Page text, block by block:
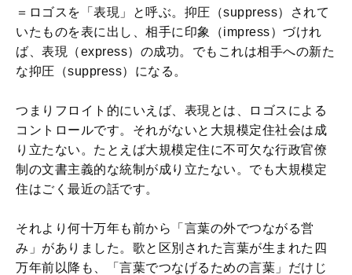
＝ロゴスを「表現」と呼ぶ。抑圧（suppress）されて
いたものを表に出し、相手に印象（impress）づけれ
ば、表現（express）の成功。でもこれは相手への新た
な抑圧（suppress）になる。
つまりフロイト的にいえば、表現とは、ロゴスによる
コントロールです。それがないと大規模定住社会は成
り立たない。たとえば大規模定住に不可欠な行政官僚
制の文書主義的な統制が成り立たない。でも大規模定
住はごく最近の話です。
それより何十万年も前から「言葉の外でつながる営
み」がありました。歌と区別された言葉が生まれた四
万年前以降も、「言葉でつなげるための言葉」だけじ